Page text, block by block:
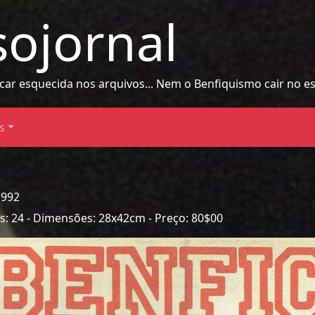
esquecida nos arquivos... Nem o Benfiquismo cair no
24 - Dimensões: 28x42cm - Preço: 80$00